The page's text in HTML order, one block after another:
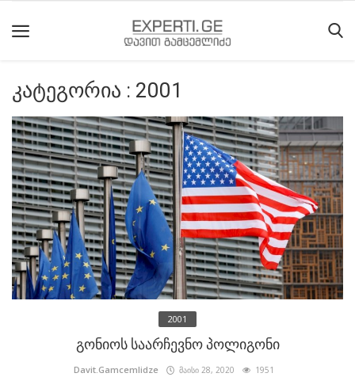
მიმდინარე
მოვლენები
საიტის
შესახებ
ეროვნული
მოძრაობის
ისტორია
კატეგორია : 2001
2001
გონიოს საარჩევნო პოლიგონი
Davit.Gamcemlidze მაისი 28, 2020 1951